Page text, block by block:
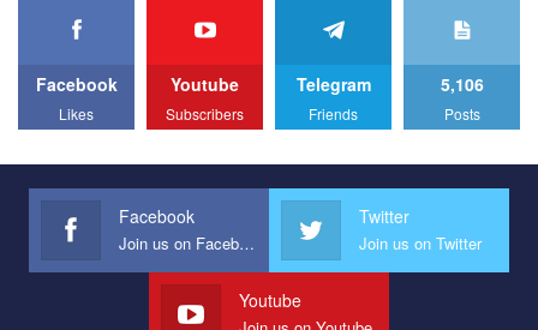
We appeal to your support and ask to help us implement our plan
All you have to do is to press "Like" below the video.
Эмоционально сильный ролик от команды "Гей-альянс
представляющий программу развития организации.
Мы просим вас поддержать нас и помочь нам реализовать
наш план по борьбе с насилием и дискриминацией на почве
СОГИ в Украине.
Facebook
Likes
Youtube
Subscribers
Telegram
Friends
5,106
Posts
Facebook
Join us on Facebook
Twitter
Join us on Twitter
Youtube